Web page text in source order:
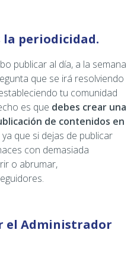
la periodicidad.
publicar al día, a la semana
que se irá resolviendo
tu comunidad
es que debes crear una
de contenidos en
ya que si dejas de publicar
con demasiada
o abrumar,
el Administrador